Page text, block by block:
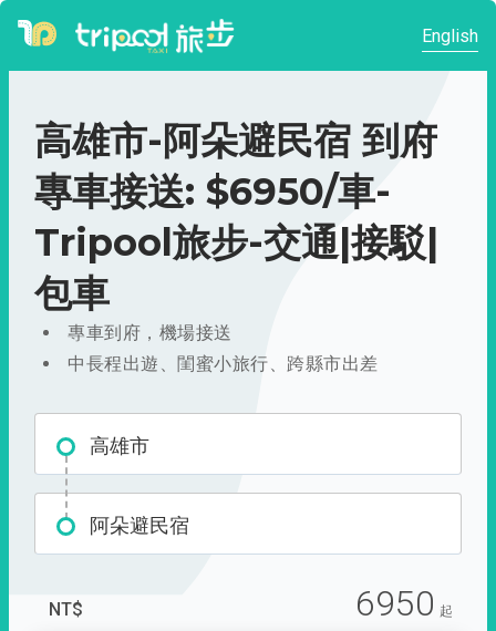
English
高雄市-阿朵避民宿 到府
專車接送: $6950/車-
Tripool旅步-交通|接駁|
包車
專車到府，機場接送
中長程出遊、閨蜜小旅行、跨縣市出差
高雄市
阿朵避民宿
NT$ 6950 起